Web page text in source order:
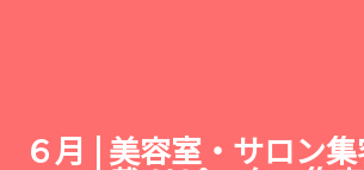
６月 | 美容室・サロン